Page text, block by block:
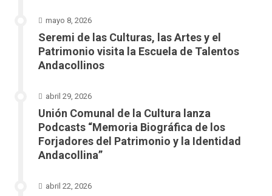
mayo 8, 2026
Seremi de las Culturas, las Artes y el
Patrimonio visita la Escuela de Talentos
Andacollinos
abril 29, 2026
Unión Comunal de la Cultura lanza
Podcasts “Memoria Biográfica de los
Forjadores del Patrimonio y la Identidad
Andacollina”
abril 22, 2026